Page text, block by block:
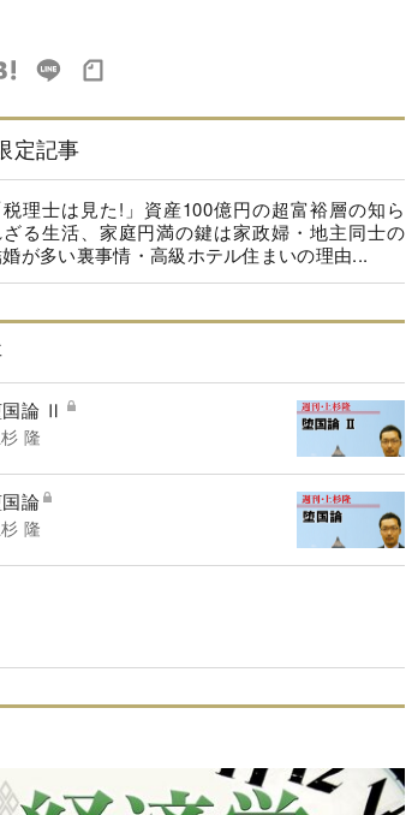
定記事
税理士は見た!」資産100億円の超富裕層の知ら
ざる生活、家庭円満の鍵は家政婦・地主同士の
が多い裏事情・高級ホテル住まいの理由...
国論 Ⅱ
隆
論
隆